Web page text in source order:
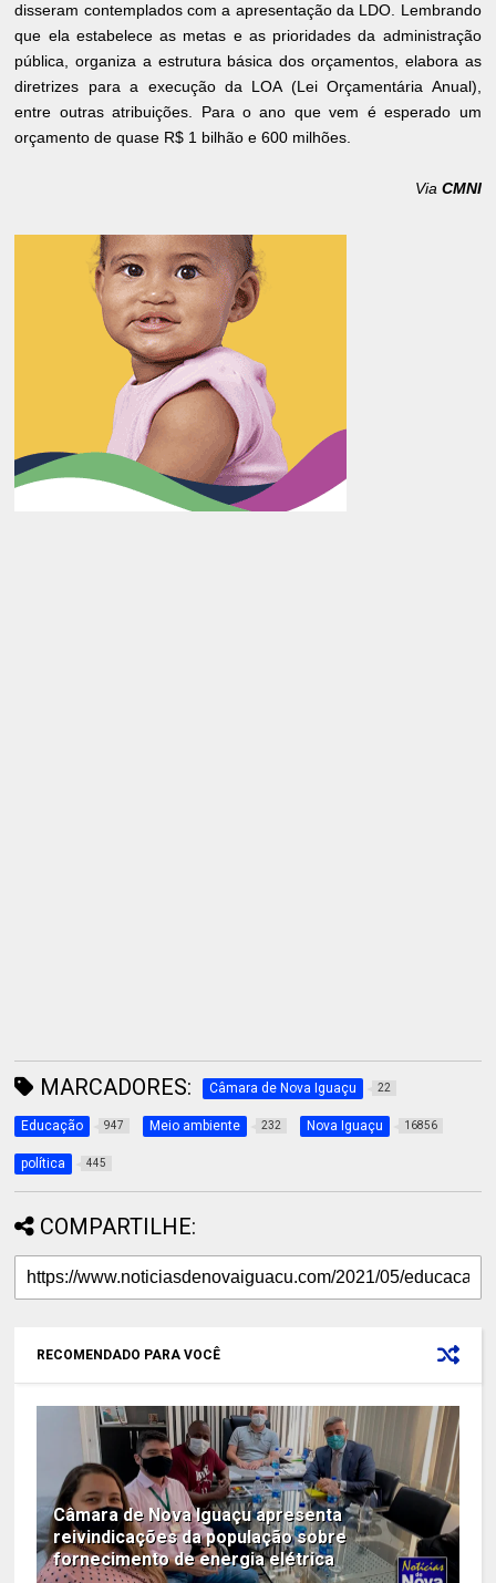
disseram contemplados com a apresentação da LDO. Lembrando
que ela estabelece as metas e as prioridades da administração
pública, organiza a estrutura básica dos orçamentos, elabora as
diretrizes para a execução da LOA (Lei Orçamentária Anual),
entre outras atribuições. Para o ano que vem é esperado um
orçamento de quase R$ 1 bilhão e 600 milhões.
Via CMNI
MARCADORES: Câmara de Nova Iguaçu 22
Educação 947 Meio ambiente 232 Nova Iguaçu 16856
política 445
COMPARTILHE:
RECOMENDADO PARA VOCÊ
Câmara de Nova Iguaçu apresenta
reivindicações da população sobre
fornecimento de energia elétrica